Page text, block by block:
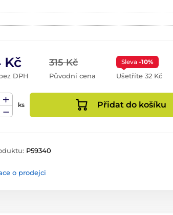
315 Kč
Původní cena
Kč
DPH
Sleva -10%
Ušetříte 32 Kč
ks Přidat do košíku
P59340
o prodejci